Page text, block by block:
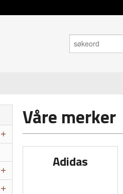
Våre merker
Adidas